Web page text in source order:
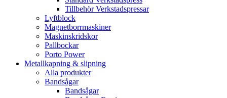
Tillbehör Verkstadspressar
Lyftblock
Magnetborrmaskiner
Maskinskridskor
Pallbockar
Porto Power
Metallkapning & slipning
Alla produkter
Bandsågar
Bandsågar